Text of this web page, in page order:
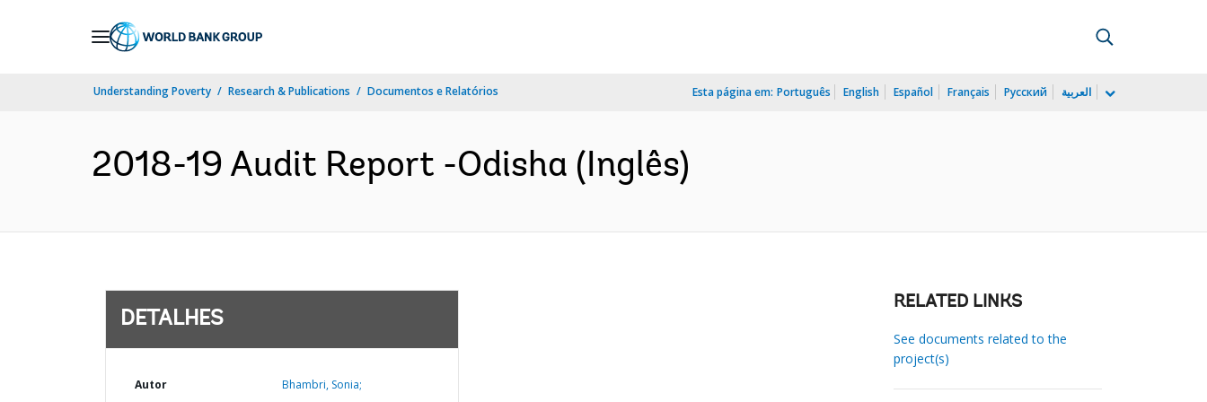
Understanding Poverty Research & Publications Documentos e Relatórios Esta página em: Português English Español Français Русский العربية
2018-19 Audit Report -Odisha (Inglês)
DETALHES
Autor Bhambri, Sonia;
RELATED LINKS
See documents related to the
project(s)